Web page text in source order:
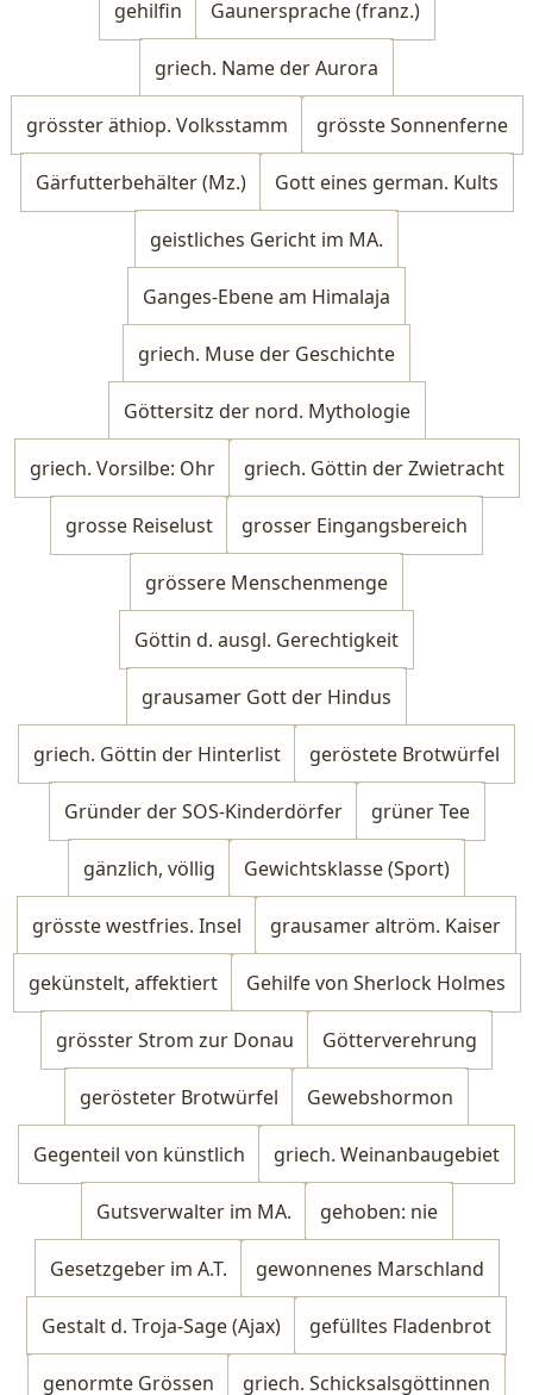
gehilfin Gaunersprache (franz.)
griech. Name der Aurora
grösster äthiop. Volksstamm grösste Sonnenferne
Gärfutterbehälter (Mz.) Gott eines german. Kults
geistliches Gericht im MA.
Ganges-Ebene am Himalaja
griech. Muse der Geschichte
Göttersitz der nord. Mythologie
griech. Vorsilbe: Ohr griech. Göttin der Zwietracht
grosse Reiselust grosser Eingangsbereich
grössere Menschenmenge
Göttin d. ausgl. Gerechtigkeit
grausamer Gott der Hindus
griech. Göttin der Hinterlist geröstete Brotwürfel
Gründer der SOS-Kinderdörfer grüner Tee
gänzlich, völlig Gewichtsklasse (Sport)
grösste westfries. Insel grausamer altröm. Kaiser
gekünstelt, affektiert Gehilfe von Sherlock Holmes
grösster Strom zur Donau Götterverehrung
gerösteter Brotwürfel Gewebshormon
Gegenteil von künstlich griech. Weinanbaugebiet
Gutsverwalter im MA. gehoben: nie
Gesetzgeber im A.T. gewonnenes Marschland
Gestalt d. Troja-Sage (Ajax) gefülltes Fladenbrot
genormte Grössen griech. Schicksalsgöttinnen